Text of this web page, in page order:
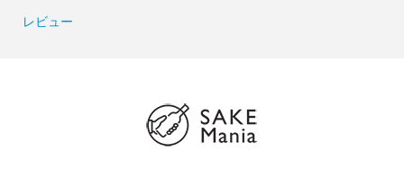
レビュー